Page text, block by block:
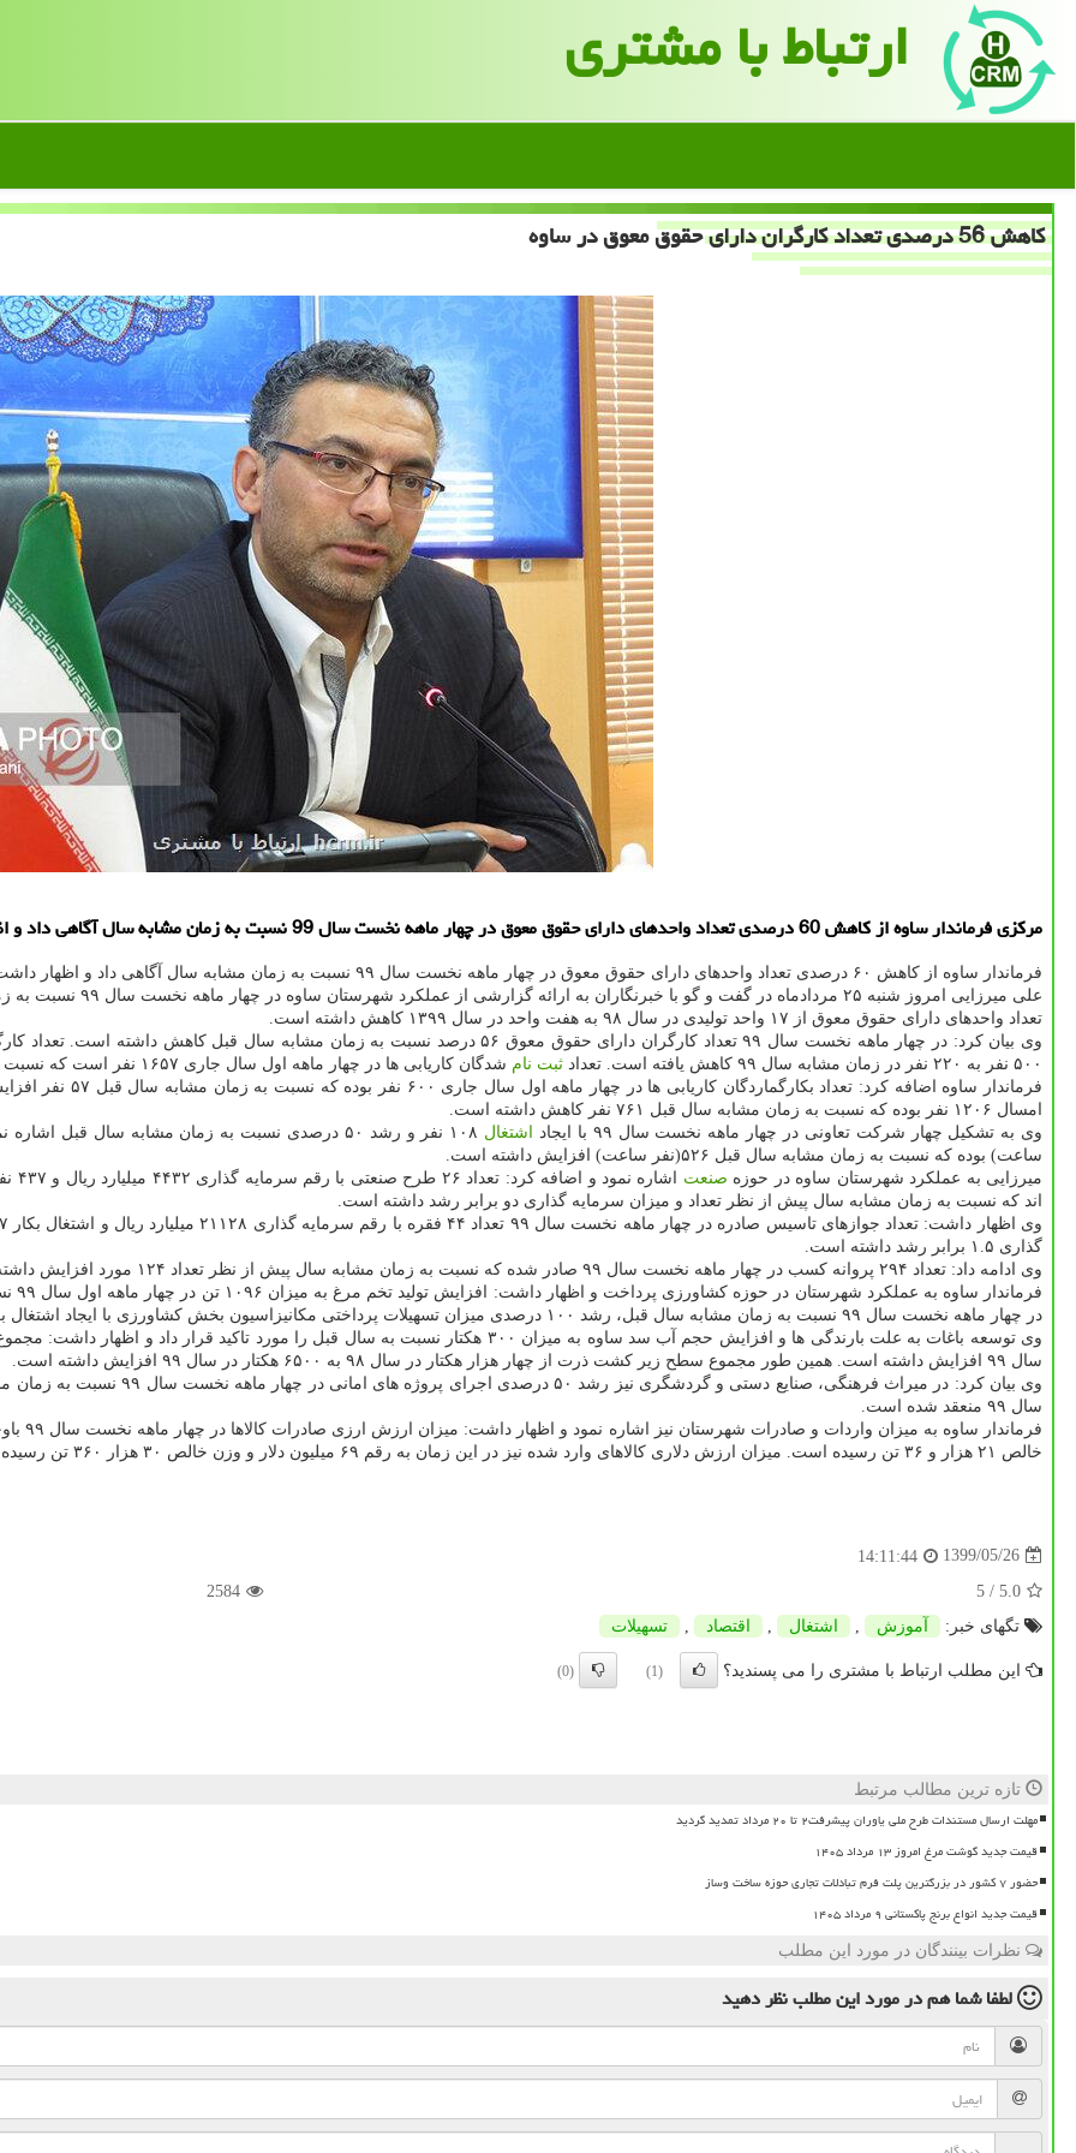
ارتباط با مشتری
كاهش 56 درصدی تعداد كارگران دارای حقوق معوق در ساوه
مركزی فرماندار ساوه از كاهش 60 درصدی تعداد واحدهای دارای حقوق معوق در چهار ماهه نخست سال 99 نسبت به زمان مشابه سال آگاهی داد و اظهار داشت: تعداد كارگران دارای حقوق معوق ساوه 56 درصد كم شد.
فرماندار ساوه از کاهش ۶۰ درصدی تعداد واحدهای دارای حقوق معوق در چهار ماهه نخست سال ۹۹ نسبت به زمان مشابه سال آگاهی داد و اظهار داشت: تعداد کارگران دارای حقوق معوق ساوه ۵۶ درصد کم شد.
علی میرزایی امروز شنبه
تعداد واحدهای دارای حقوق معوق از ۱۷ واحد تولیدی در سال ۹۸ به هفت واحد در سال ۱۳۹۹ کاهش داشته است.
۵۰۰ نفر به ۲۲۰ نفر در زمان مشابه سال ۹۹ کاهش یافته است. تعداد ثبت نام شدگان کاریابی ها در چهار ماهه اول سال جاری ۱۶۵۷ نفر است که نسبت به زمان مشابه سال قبل ۴۹۹ نفر کاهش داشته است.
فرماندار ساوه اضافه
امسال ۱۲۰۶ نفر بوده که نسبت به زمان مشابه سال قبل ۷۶۱ نفر کاهش داشته است.
وی به تشکیل چهار شرکت تعاونی در چهار ماهه نخست سال ۹۹ با ایجاد
اشتغال
ساعت) بوده که نسبت به زمان مشابه سال قبل ۵۲۶(نفر ساعت) افزایش داشته است.
میرزایی به عملکرد شهرستان ساوه در حوزه صنعت
اند که نسبت به زمان مشابه سال پیش از نظر تعداد و میزان سرمایه گذاری دو برابر رشد داشته است.
گذاری ۱.۵ برابر رشد داشته است.
وی ادامه داد: تعداد ۲۹۴ پروانه کسب در چهار ماهه نخست سال ۹۹ صادر شده که نسبت به زمان مشابه سال پیش از نظر تعداد ۱۲۴ مورد افزایش داشته است.
در چهار ماهه نخست سال ۹۹ نسبت به زمان مشابه سال قبل، رشد ۱۰۰ درصدی میزان تسهیلات پرداختی مکانیزاسیون بخش کشاورزی با ایجاد اشتغال برای ۳۷ نفر همچون عملکرد شهرستان در حوزه کشاورزی بوده است.
سال ۹۹ افزایش داشته است. همین طور مجموع سطح زیر کشت ذرت از چهار هزار هکتار در سال ۹۸ به ۶۵۰۰ هکتار در سال ۹۹ افزایش داشته است.
وی بیان کرد: در میراث فرهنگی، صنایع
سال ۹۹ منعقد شده است.
خالص ۲۱ هزار و ۳۶ تن رسیده است. میزان ارزش دلاری کالاهای وارد شده نیز در این زمان به رقم ۶۹ میلیون دلار و وزن خالص ۳۰ هزار ۳۶۰ تن رسیده است.
1399/05/26
14:11:44
5.0
/ 5
2584
تگهای خبر:
آموزش , اشتغال , اقتصاد , تسهیلات
این مطلب ارتباط با مشتری را می پسندید؟ (1)
(0)
تازه ترین مطالب مرتبط
مهلت ارسال مستندات طرح ملی یاوران پیشرفت۲ تا ۲۰ مرداد تمدید گردید
قیمت جدید گوشت مرغ امروز ۱۳ مرداد ۱۴۰۵
حضور ۷ کشور در بزرگترین پلت فرم تبادلات تجاری حوزه ساخت وساز
قیمت جدید انواع برنج پاکستانی ۹ مرداد ۱۴۰۵
نظرات بینندگان در مورد این مطلب
لطفا شما همدر مورد این مطلبنظر دهید